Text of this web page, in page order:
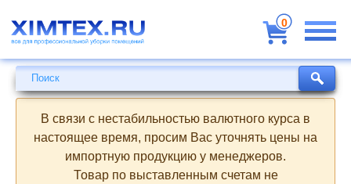
для
профессиональной
уборки
помещений
Поиск
В связи с нестабильностью валютного курса в
настоящее время, просим Вас уточнять цены на
импортную продукцию у менеджеров.
Товар по выставленным счетам не
Поиск
0